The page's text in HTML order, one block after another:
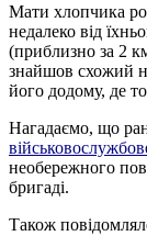
Мати хлопчика
недалеко від
(приблизно за 2
знайшов схожий
його додому, де
Нагадаємо, що
необережного
бригаді.
Також